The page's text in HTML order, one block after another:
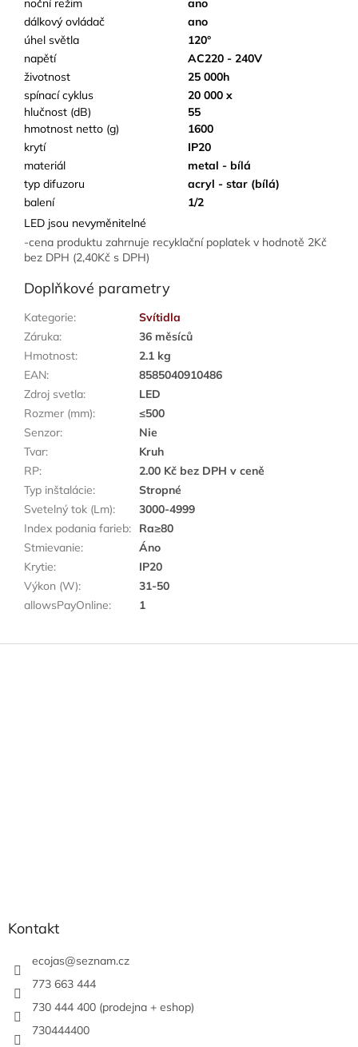
noční režim
ano
dálkový ovládač
ano
úhel světla
120°
napětí
AC220 - 240V
životnost
25 000h
spínací cyklus
20 000 x
hlučnost (dB)
55
hmotnost netto (g)
1600
krytí
IP20
materiál
metal - bílá
typ difuzoru
acryl - star (bílá)
balení
1/2
LED jsou nevyměnitelné
-cena produktu zahrnuje recyklační poplatek v hodnotě 2Kč
bez DPH (2,40Kč s DPH)
Doplňkové parametry
Kategorie:
Svítidla
Záruka:
36 měsíců
Hmotnost:
2.1 kg
EAN:
8585040910486
Zdroj svetla:
LED
Rozmer (mm):
≤500
Senzor:
Nie
Tvar:
Kruh
RP:
2.00 Kč bez DPH v ceně
Typ inštalácie:
Stropné
Svetelný tok (Lm):
3000-4999
Index podania farieb:
Ra≥80
Stmievanie:
Áno
Krytie:
IP20
Výkon (W):
31-50
allowsPayOnline: 1
Kontakt
ecojas@seznam.cz
773 663 444
730 444 400 (prodejna + eshop)
730444400